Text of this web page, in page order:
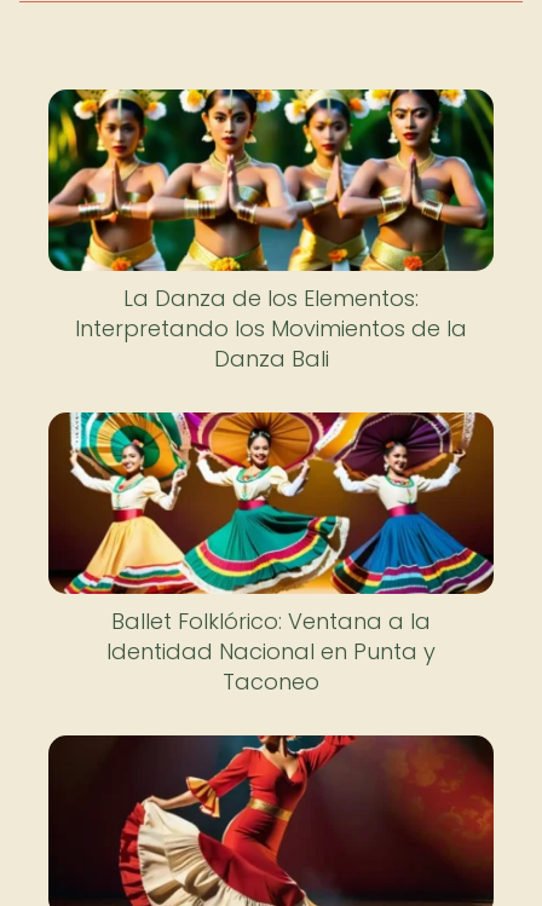
La Danza de los Elementos:
Interpretando los Movimientos de la
Danza Bali
Ballet Folklórico: Ventana a la
Identidad Nacional en Punta y
Taconeo